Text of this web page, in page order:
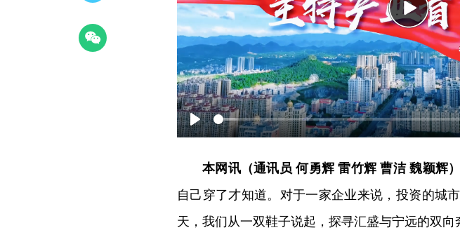
Play
Play
本网讯（通讯员 何勇辉 雷竹辉 曹洁 魏颖辉
自己穿了才知道。对于一家企业来说，投资的城
天，我们从一双鞋子说起，探寻汇盛与宁远的双向